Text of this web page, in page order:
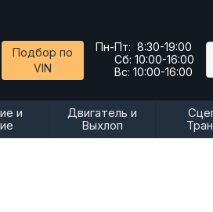
Подбор по
VIN
Пн-Пт: 8:30-19:00
Сб: 10:00-16:00
Вс: 10:00-16:00
и
Двигатель и
Выхлоп